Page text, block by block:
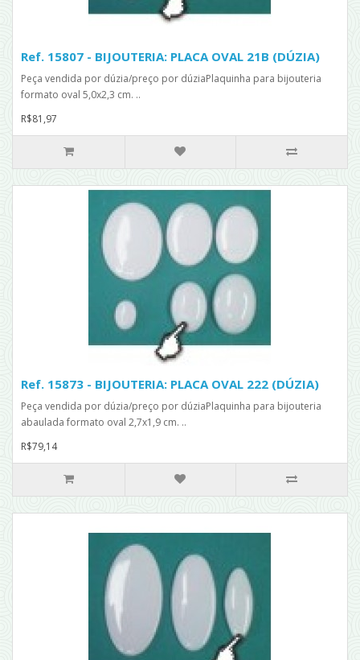
Ref. 15807 - BIJOUTERIA: PLACA OVAL 21B (DÚZIA)
Peça vendida por dúzia/preço por dúziaPlaquinha para bijouteria
formato oval 5,0x2,3 cm. ..
R$81,97
Ref. 15873 - BIJOUTERIA: PLACA OVAL 222 (DÚZIA)
Peça vendida por dúzia/preço por dúziaPlaquinha para bijouteria
abaulada formato oval 2,7x1,9 cm. ..
R$79,14